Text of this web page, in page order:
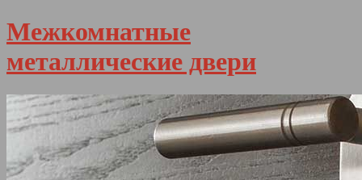
Межкомнатные
металлические двери